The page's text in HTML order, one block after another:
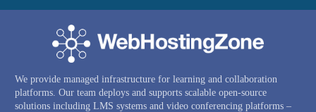
We provide managed infrastructure for learning and collaboration
platforms. Our team deploys and supports scalable open-source
solutions including LMS systems and video conferencing platforms –